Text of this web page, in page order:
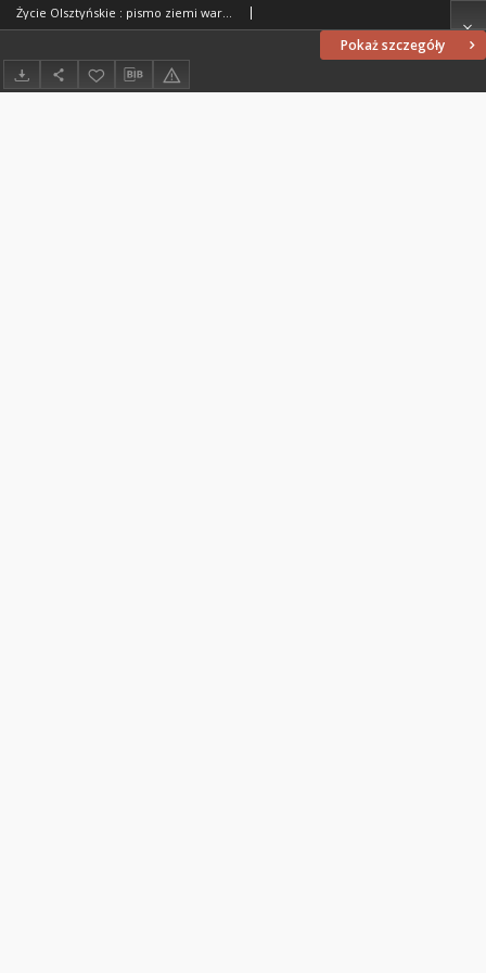
Pokaż szczegóły
Życie Olsztyńskie : pismo ziemi warmińsko-mazurskiej, 1952, nr 54